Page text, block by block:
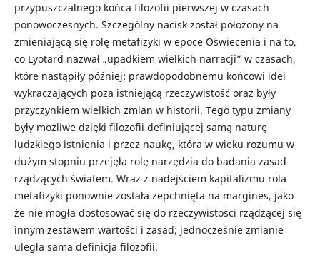
przypuszczalnego końca filozofii pierwszej w czasach
ponowoczesnych. Szczególny nacisk został położony na
zmieniającą się rolę metafizyki w epoce Oświecenia i na to,
co Lyotard nazwał „upadkiem wielkich narracji” w czasach,
które nastąpiły później: prawdopodobnemu końcowi idei
wykraczających poza istniejącą rzeczywistość oraz były
przyczynkiem wielkich zmian w historii. Tego typu zmiany
były możliwe dzięki filozofii definiującej samą naturę
ludzkiego istnienia i przez naukę, która w wieku rozumu w
dużym stopniu przejęła rolę narzędzia do badania zasad
rządzących światem. Wraz z nadejściem kapitalizmu rola
metafizyki ponownie została zepchnięta na margines, jako
że nie mogła dostosować się do rzeczywistości rządzącej się
innym zestawem wartości i zasad; jednocześnie zmianie
uległa sama definicja filozofii.